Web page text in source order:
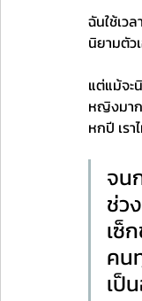
ฉันใช้เว
นิยามตัว
แต่แม้จะ
หญิงมาก
หกปี เร
จน
ช่ว
เซ็
คน
เป็